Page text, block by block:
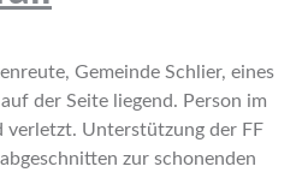
Gemeinde Schlier, eines
der Seite liegend. Person im
verletzt. Unterstützung der FF
zur schonenden